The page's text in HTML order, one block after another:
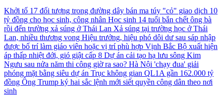
Khởi tố 17 đối tượng trong đường dây bán ma túy "cỏ" giao dịch 10
tỷ đồng cho học sinh, công nhân Học sinh 14 tuổi bắn chết ông bà
rồi đến trường xả súng ở Thái Lan Xả súng tại trường học ở Thái
Lan, nhiều thương vong Hiệu trưởng, hiệu phó dôi dư sau sáp nhập
được bố trí làm giáo viên hoặc vị trí phù hợp Vịnh Bắc Bộ xuất hiện
áp thấp nhiệt đới, gió giật cấp 8 Dự án cải tạo hạ lưu sông Kim
Ngưu sau nửa năm thi công giờ ra sao? Hà Nội 'chạy đua' giải
phóng mặt bằng siêu dự án Trục không gian QL1A gần 162.000 tỷ
đồng Ông Trump ký hai sắc lệnh mới siết quyền công dân theo nơi
sinh